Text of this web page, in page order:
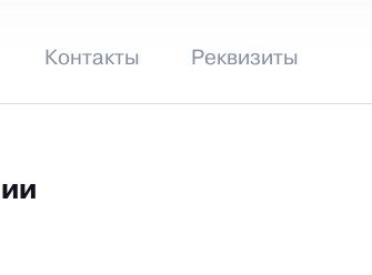
Контакты Реквизиты